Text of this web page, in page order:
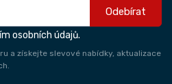
Odebírat
osobních údajů.
a získejte slevové nabídky, aktualizace